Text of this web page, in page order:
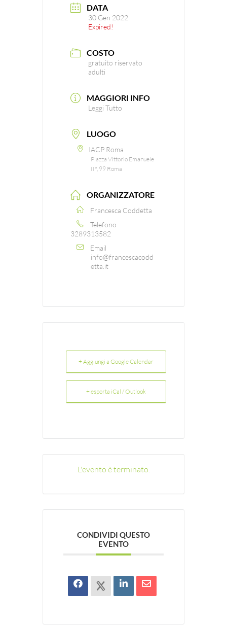
DATA
30 Gen 2022
Expired!
COSTO
gratuito riservato
adulti
MAGGIORI INFO
Leggi Tutto
LUOGO
IACP Roma
Piazza Vittorio Emanuele
II°, 99 Roma
ORGANIZZATORE
Francesca Coddetta
Telefono
3289313582
Email
info@francescacodd
etta.it
+ Aggiungi a Google Calendar
+ esporta iCal / Outlook
L'evento è terminato.
CONDIVIDI QUESTO
EVENTO